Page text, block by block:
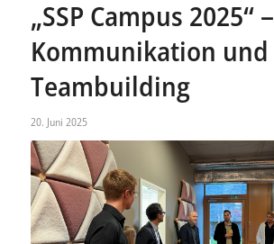
„SSP Campus 2025“ –
Kommunikation und
Teambuilding
20. Juni 2025